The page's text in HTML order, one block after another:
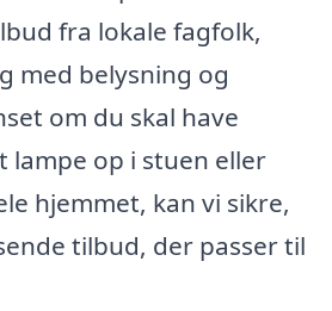
fra lokale fagfolk,
med belysning og
om du skal have
op i stuen eller
hjemmet, kan vi sikre,
tilbud, der passer til